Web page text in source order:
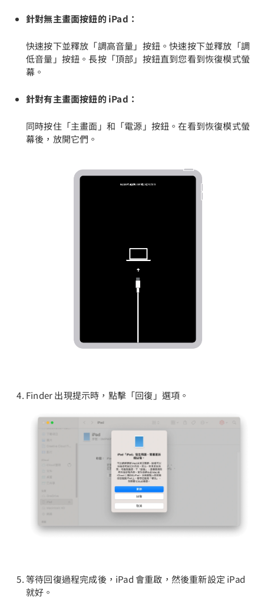
針對無主畫面按鈕的 iPad：
快速按下並釋放「調高音量」按鈕。快速按下並釋放「調
低音量」按鈕。長按「頂部」按鈕直到您看到恢復模式螢
幕。
針對有主畫面按鈕的 iPad：
同時按住「主畫面」和「電源」按鈕。在看到恢復模式螢
幕後，放開它們。
Finder 出現提示時，點擊「回復」選項。
等待回復過程完成後，iPad 會重啟，然後重新設定 iPad
就好。